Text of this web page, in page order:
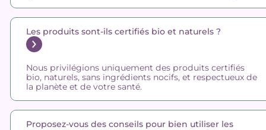
Les produits sont-ils certifiés bio et naturels ?
Nous privilégions uniquement des produits certifiés
bio, naturels, sans ingrédients nocifs, et respectueux de
la planète et de votre santé.
Proposez-vous des conseils pour bien utiliser les